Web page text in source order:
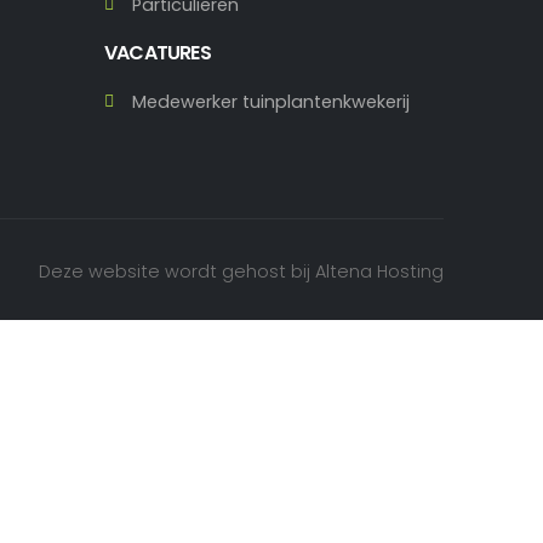
Particulieren
VACATURES
Medewerker tuinplantenkwekerij
Deze website wordt gehost bij Altena Hosting